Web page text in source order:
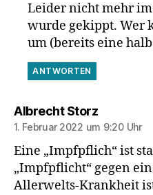
Leider nicht mehr
wurde gekippt. Wer
um (bereits eine
ANTWORTEN
Albrecht Storzsagt:
1. Februar 2022 um 9:20 Uhr
Eine „Impfpflich“ ist
„Impfpflicht“ gegen
Allerwelts-Krankheit